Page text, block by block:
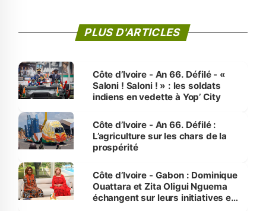
PLUS D'ARTICLES
Côte d’Ivoire - An 66. Défilé - «
Saloni ! Saloni ! » : les soldats
indiens en vedette à Yop’ City
Côte d’Ivoire - An 66. Défilé :
L’agriculture sur les chars de la
prospérité
Côte d’Ivoire - Gabon : Dominique
Ouattara et Zita Oligui Nguema
échangent sur leurs initiatives en